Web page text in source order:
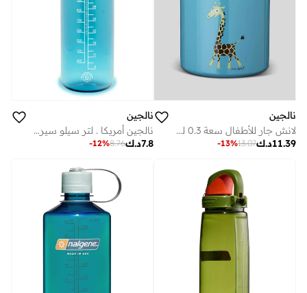
نالجين
لانش جار للأطفال سعة 0.3 لتر تركواز
د.ك11.39
13.07
-13%
نالجين
نالجين أمريكا . لتر سيلو سيروليان سستين
د.ك7.8
8.76
-12%